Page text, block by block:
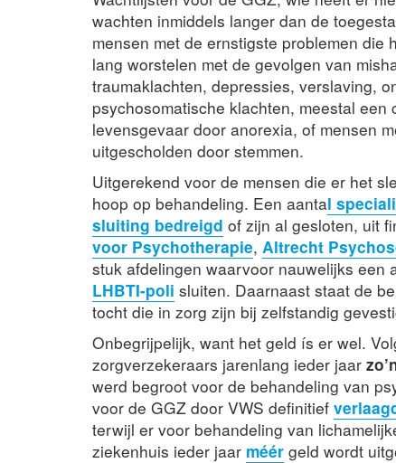
wachten inmiddels langer dan de
mensen met de ernstigste problemen
lang worstelen met de gevolgen van
traumaklachten, depressies, verslaving,
psychosomatische klachten, meestal
levensgevaar door anorexia, of mensen
uitgescholden door stemmen.
Uitgerekend voor de mensen die er het
hoop op behandeling. Een aantal
sluiting bedreigd of zijn al gesloten, uit
voor Psychotherapie, Altrecht
stuk afdelingen waarvoor nauwelijks een
LHBTI-poli sluiten. Daarnaast staat de
tocht die in zorg zijn bij zelfstandig
Onbegrijpelijk, want het geld ís er wel.
zorgverzekeraars jarenlang ieder jaar
werd begroot voor de behandeling van
voor de GGZ door VWS definitief
terwijl er voor behandeling van
ziekenhuis ieder jaar méér geld wordt